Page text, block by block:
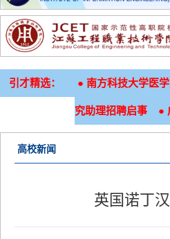
引才精选： ● 南方科技大学医
究助理招聘启事 ●
高校新闻
英国诺丁